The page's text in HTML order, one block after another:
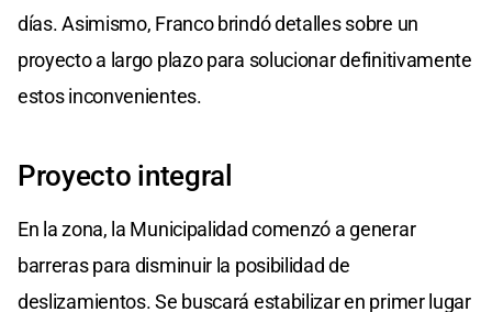
días. Asimismo, Franco brindó detalles sobre un
proyecto a largo plazo para solucionar definitivamente
estos inconvenientes.
Proyecto integral
En la zona, la Municipalidad comenzó a generar
barreras para disminuir la posibilidad de
deslizamientos. Se buscará estabilizar en primer lugar